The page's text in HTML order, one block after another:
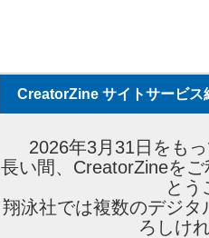
CreatorZine サイトサービス
2026年3月31日をも
長い間、CreatorZineを
とう
翔泳社では複数のデジ
ろしけ